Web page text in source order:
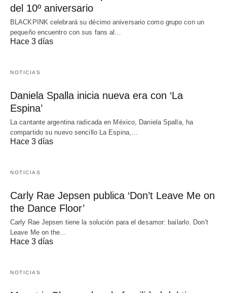
del 10º aniversario
BLACKPINK celebrará su décimo aniversario como grupo con un
pequeño encuentro con sus fans al…
Hace 3 días
NOTICIAS
Daniela Spalla inicia nueva era con ‘La
Espina’
La cantante argentina radicada en México, Daniela Spalla, ha
compartido su nuevo sencillo La Espina,…
Hace 3 días
NOTICIAS
Carly Rae Jepsen publica ‘Don’t Leave Me on
the Dance Floor’
Carly Rae Jepsen tiene la solución para el desamor: bailarlo. Don't
Leave Me on the…
Hace 3 días
NOTICIAS